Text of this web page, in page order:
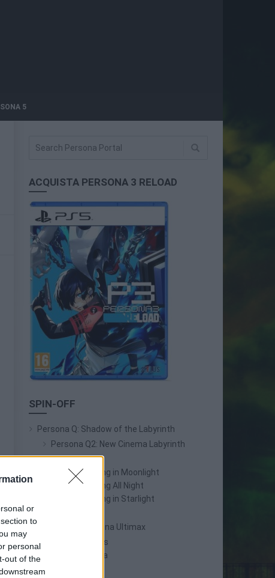
or
to
may
personal
out of the
5
ACQUISTA PERSONA 3 RELOAD
SPIN-OFF
Persona Q: Shadow of the Labyrinth
Persona Q2: New Cinema Labyrinth
Persona 3 Reload
Persona 3: Dancing in Moonlight
Persona 4: Dancing All Night
Persona 5: Dancing in Starlight
Persona 4 Arena Ultimax
Persona 5 Strikers
Persona 5 Tactica